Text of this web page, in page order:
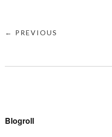
← PREVIOUS
Blogroll